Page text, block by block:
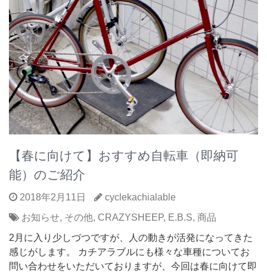
【春に向けて】おすすめ自転車（即納可
能）のご紹介
2018年2月11日
cyclekachialable
お知らせ, その他, CRAZYSHEEP, E.B.S, 商品
2月に入り少しづつですが、人の動きが活発になってきた
感じがします。 カチアラブルにも様々な車種についてお
問い合わせをいただいておりますが、今回は春に向けて即